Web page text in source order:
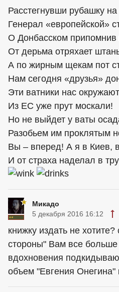
Расстегнувши рубашку на
Генерал «европейской»
О Донбасском припомнив
От дерьма отряхает
А по жирным щекам пот
Нам сегодня «друзья»
Эти ватники нас
Из ЕС уже прут москали!
Но не выйдет у ваты
Разобьем им проклятым
Вы – вперед! А я в Киев,
И от страха наделал в
Микадо
5 декабря 2016 16:12
книжку издать не
стороны" Вам все
вдохновения
объем "Евгения Онегина"